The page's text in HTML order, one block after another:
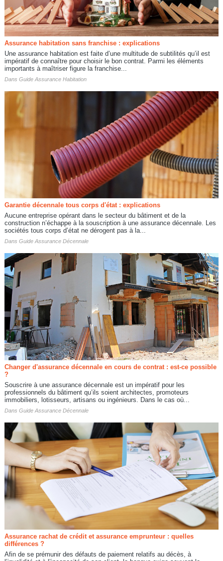
Assurance habitation sans franchise : explications
Une assurance habitation est faite d’une multitude de subtilités qu’il est
impératif de connaître pour choisir le bon contrat. Parmi les éléments
importants à maîtriser figure la franchise...
Dans Guide Assurance Habitation
Garantie décennale tous corps d'état : explications
Aucune entreprise opérant dans le secteur du bâtiment et de la
construction n’échappe à la souscription à une assurance décennale. Les
sociétés tous corps d’état ne dérogent pas à la...
Dans Guide Assurance Décennale
Changer d'assurance décennale en cours de contrat : est-ce possible
?
Souscrire à une assurance décennale est un impératif pour les
professionnels du bâtiment qu’ils soient architectes, promoteurs
immobiliers, lotisseurs, artisans ou ingénieurs. Dans le cas où...
Dans Guide Assurance Décennale
Assurance rachat de crédit et assurance emprunteur : quelles
différences ?
Afin de se prémunir des défauts de paiement relatifs au décès, à